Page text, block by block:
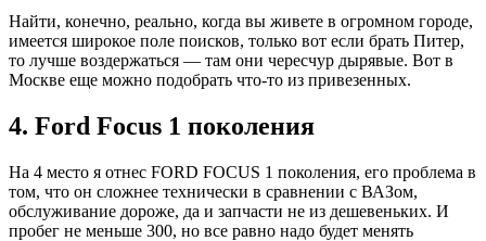
Найти, конечно, реально, когда вы живете в огромном городе,
имеется широкое поле поисков, только вот если брать Питер,
то лучше воздержаться — там они чересчур дырявые. Вот в
Москве еще можно подобрать что-то из привезенных.
4. Ford Focus 1 поколения
На 4 место я отнес FORD FOCUS 1 поколения, его проблема в
том, что он сложнее технически в сравнении с ВАЗом,
обслуживание дороже, да и запчасти не из дешевеньких. И
пробег не меньше 300, но все равно надо будет менять